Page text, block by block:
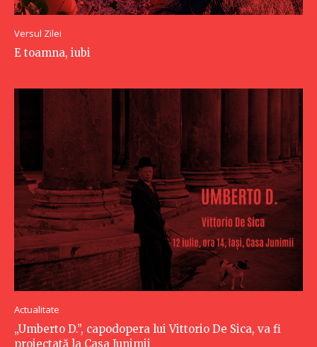
Versul Zilei
E toamna, iubi
Actualitate
„Umberto D.”, capodopera lui Vittorio De Sica, va fi
proiectată la Casa Junimii